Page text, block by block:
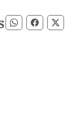
Compartir